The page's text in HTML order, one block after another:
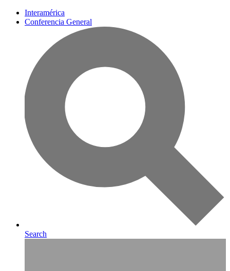
Interamérica
Conferencia General
Search